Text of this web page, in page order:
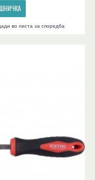
во листа за споредба